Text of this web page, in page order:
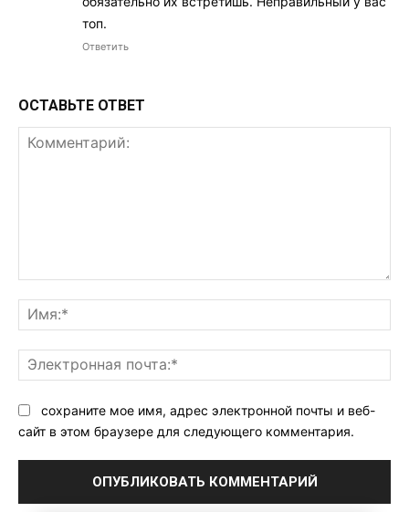
топ.
Ответить
ОСТАВЬТЕ ОТВЕТ
сохраните мое имя, адрес электронной почты и веб-
сайт в этом браузере для следующего комментария.